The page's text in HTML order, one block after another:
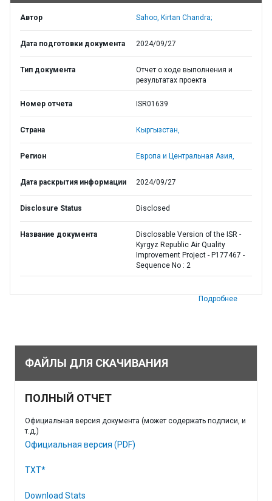
Автор Sahoo, Kirtan Chandra;
Дата подготовки документа 2024/09/27
Тип документа
Отчет о ходе выполнения и
результатах проекта
Номер отчета ISR01639
Страна Кыргызстан,
Регион Европа и Центральная Азия,
Дата раскрытия информации 2024/09/27
Disclosure Status Disclosed
Название документа
Disclosable Version of the ISR -
Kyrgyz Republic Air Quality
Improvement Project - P177467 -
Sequence No : 2
Подробнее
ФАЙЛЫ ДЛЯ СКАЧИВАНИЯ
ПОЛНЫЙ ОТЧЕТ
Официальная версия документа (может содержать подписи, и
т.д.)
Официальная версия (PDF)
TXT*
Download Stats